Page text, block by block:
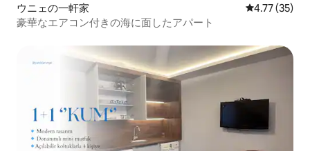
ウニェの一軒家 レビュー35
4.77 (35)
豪華なエアコン付きの海に面したアパート